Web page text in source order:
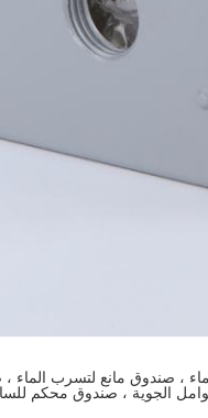
، صندوق مانع لتسرب الماء ،
الجوية ، صندوق محكم